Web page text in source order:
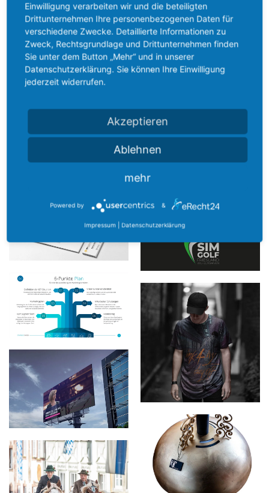
Einwilligung verarbeiten wir und die beteiligten
Drittunternehmen Ihre personenbezogenen Daten für
verschiedene Zwecke. Detaillierte Informationen zu
Zweck, Rechtsgrundlage und Drittunternehmen finden
Sie unter dem Button „Mehr“ und in unserer
Datenschutzerklärung. Sie können Ihre Einwilligung
jederzeit widerrufen.
Akzeptieren
Ablehnen
mehr
Powered by &
Impressum Datenschutzerklärung